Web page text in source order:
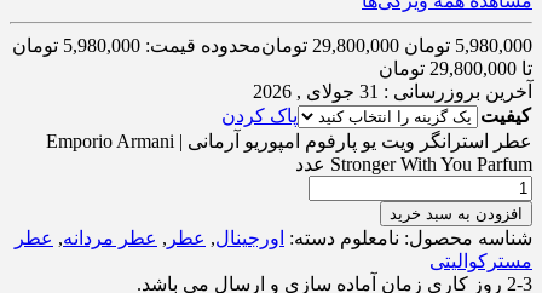
5,980,000 تومان 29,800,000 تومان
محدوده قیمت: 5,980,000 تومان
تا 29,800,000 تومان
آخرین بروزرسانی : 31 جولای , 2026
کیفیت
پاک کردن
عطر استرانگر ویت یو پارفوم امپوریو آرمانی | Emporio Armani
Stronger With You Parfum عدد
افزودن به سبد خرید
شناسه محصول: نامعلوم دسته: اورجینال, عطر , عطر مردانه, عطر
مسترکوالیتی
2-3 روز کاری زمان آماده سازی و ارسال می باشد.